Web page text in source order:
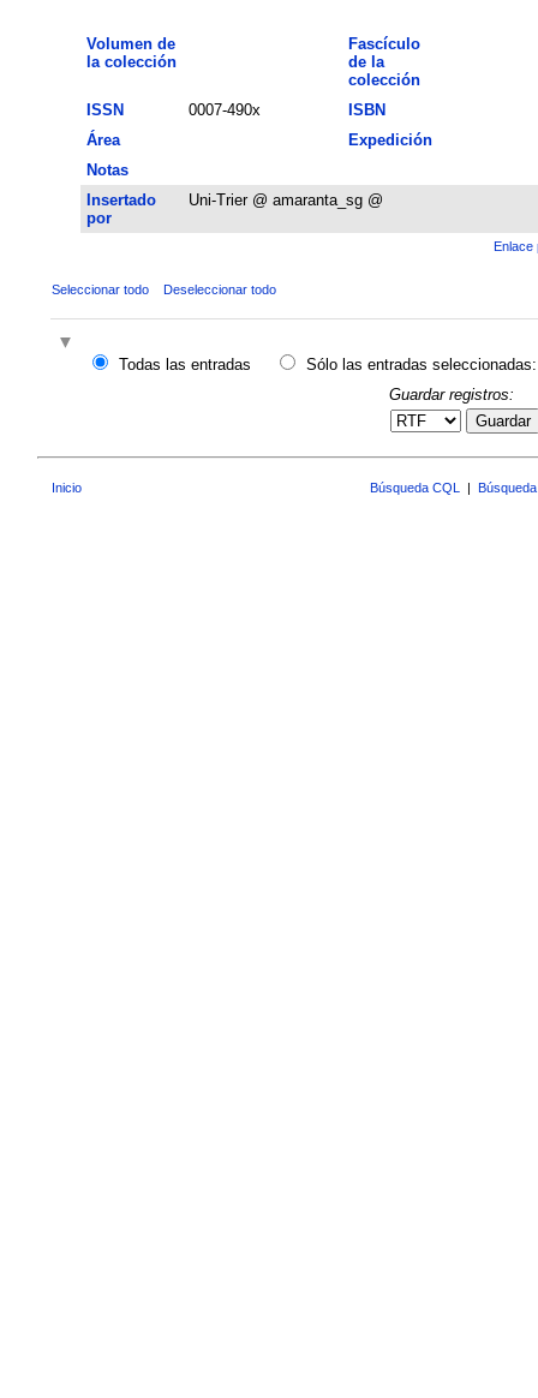
Volumen de
la colección
Fascículo
de la
colección
ISSN
0007-490x
ISBN
Área
Expedición
Notas
Insertado
por
Uni-Trier @ amaranta_sg @
Enlace
Seleccionar todo Deseleccionar todo
Todas las entradas
Sólo las entradas seleccionadas:
Guardar registros:
Guardar
Inicio Búsqueda CQL